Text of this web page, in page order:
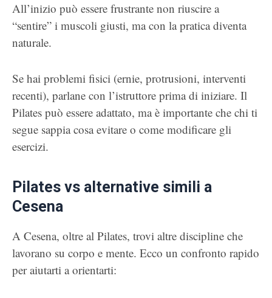
All’inizio può essere frustrante non riuscire a
“sentire” i muscoli giusti, ma con la pratica diventa
naturale.
Se hai problemi fisici (ernie, protrusioni, interventi
recenti), parlane con l’istruttore prima di iniziare. Il
Pilates può essere adattato, ma è importante che chi ti
segue sappia cosa evitare o come modificare gli
esercizi.
Pilates vs alternative simili a
Cesena
A Cesena, oltre al Pilates, trovi altre discipline che
lavorano su corpo e mente. Ecco un confronto rapido
per aiutarti a orientarti: